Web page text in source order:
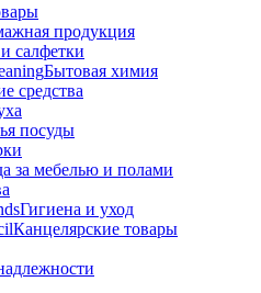
продукция
салфетки
Бытовая химия
средства
посуды
за мебелью и полами
Гигиена и уход
Канцелярские товары